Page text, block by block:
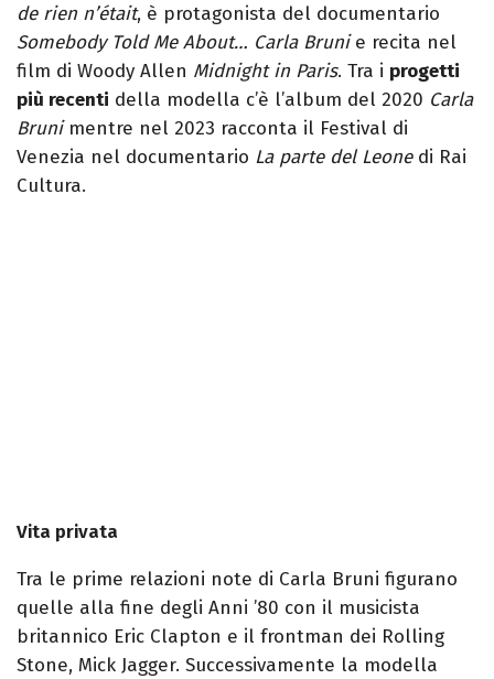
de rien n’était, è protagonista del documentario
Somebody Told Me About… Carla Brunie recita nel
film di Woody Allen Midnight in Paris. Tra i progetti
più recenti della modella c’è l’album del 2020 Carla
Bruni mentre nel 2023 racconta il Festival di
Venezia nel documentario La parte del Leonedi Rai
Cultura.
Vita privata
Tra le prime relazioni note di Carla Bruni figurano
quelle alla fine degli Anni ’80 con il musicista
britannico Eric Clapton e il frontman dei Rolling
Stone, Mick Jagger. Successivamente la modella